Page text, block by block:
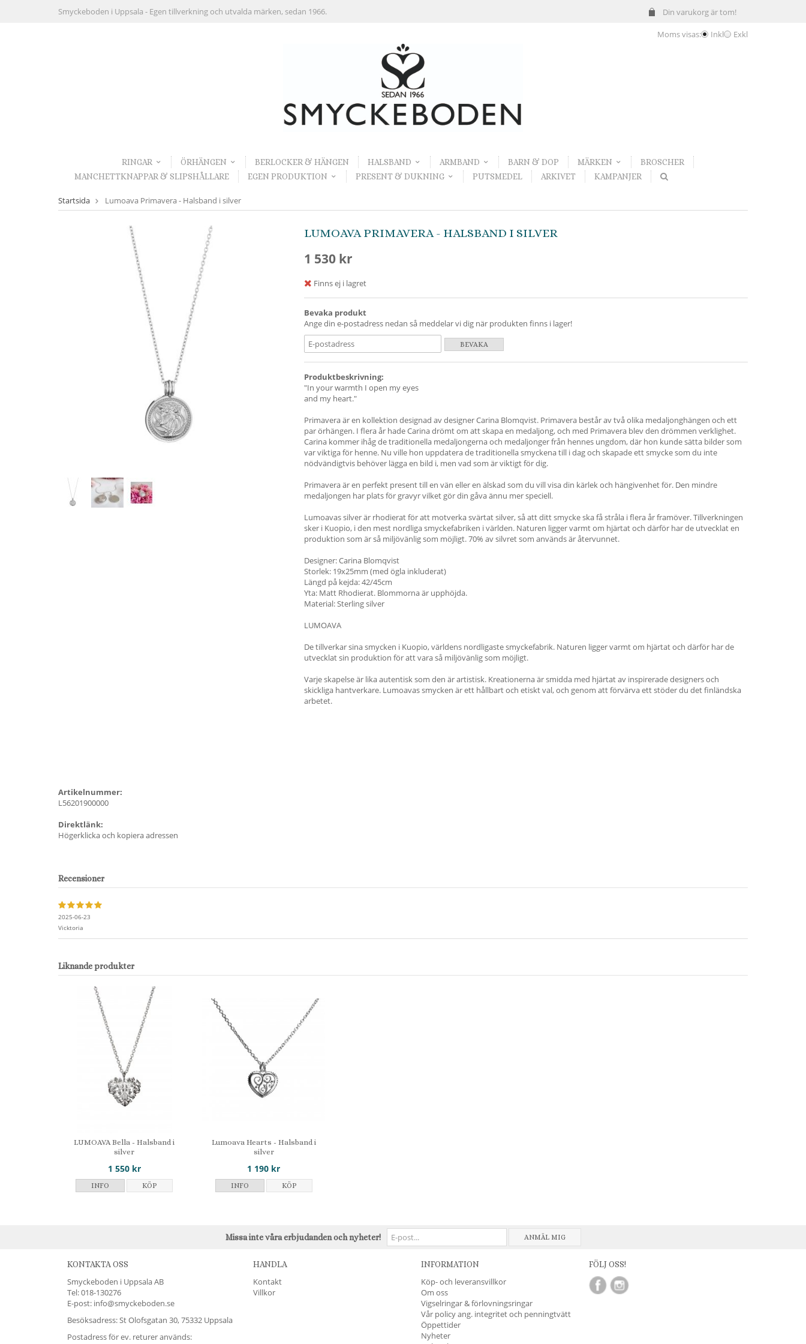
Din varukorg är tom!
Smyckeboden i Uppsala - Egen tillverkning och utvalda märken, sedan 1966.
Moms visas: Inkl Exkl
RINGAR ÖRHÄNGEN BERLOCKER & HÄNGEN HALSBAND ARMBAND BARN & DOP MÄRKEN
BROSCHER
MANCHETTKNAPPAR & SLIPSHÅLLARE
EGEN PRODUKTION PRESENT & DUKNING PUTSMEDEL ARKIVET KAMPANJER
Startsida Lumoava Primavera - Halsband i silver
LUMOAVA PRIMAVERA - HALSBAND I SILVER
1 530 kr
Finns ej i lagret
Bevaka produkt
Ange din e-postadress nedan så meddelar vi dig när produkten finns i lager!
BEVAKA
Produktbeskrivning:
"In your warmth I open my eyes
and my heart."
Primavera är en kollektion designad av designer Carina Blomqvist. Primavera består av två olika medaljonghängen och ett
par örhängen. I flera år hade Carina drömt om att skapa en medaljong, och med Primavera blev den drömmen verklighet.
Carina kommer ihåg de traditionella medaljongerna och medaljonger från hennes ungdom, där hon kunde sätta bilder som
var viktiga för henne. Nu ville hon uppdatera de traditionella smyckena till i dag och skapade ett smycke som du inte
nödvändigtvis behöver lägga en bild i, men vad som är viktigt för dig.
Primavera är en perfekt present till en vän eller en älskad som du vill visa din kärlek och hängivenhet för. Den mindre
medaljongen har plats för gravyr vilket gör din gåva ännu mer speciell.
Lumoavas silver är rhodierat för att motverka svärtat silver, så att ditt smycke ska få stråla i flera år framöver. Tillverkningen
sker i Kuopio, i den mest nordliga smyckefabriken i världen. Naturen ligger varmt om hjärtat och därför har de utvecklat en
produktion som är så miljövänlig som möjligt. 70% av silvret som används är återvunnet.
Designer: Carina Blomqvist
Storlek: 19x25mm (med ögla inkluderat)
Längd på kejda: 42/45cm
Yta: Matt Rhodierat. Blommorna är upphöjda.
Material: Sterling silver
LUMOAVA
De tillverkar sina smycken i Kuopio, världens nordligaste smyckefabrik. Naturen ligger varmt om hjärtat och därför har de
utvecklat sin produktion för att vara så miljövänlig som möjligt.
Varje skapelse är lika autentisk som den är artistisk. Kreationerna är smidda med hjärtat av inspirerade designers och
skickliga hantverkare. Lumoavas smycken är ett hållbart och etiskt val, och genom att förvärva ett stöder du det finländska
arbetet.
Artikelnummer:
L56201900000
Direktlänk:
Högerklicka och kopiera adressen
Recensioner
2025-06-23
Vicktoria
Liknande produkter
LUMOAVA Bella - Halsband i
silver
1 550 kr
INFO KÖP
Lumoava Hearts - Halsband i
silver
1 190 kr
INFO KÖP
Missa inte våra erbjudanden och nyheter! ANMÄL MIG
KONTAKTA OSS
Smyckeboden i Uppsala AB
Tel:018-130276
E-post: info@smyckeboden.se
Besöksadress: St Olofsgatan 30, 75332 Uppsala
Postadress för ev. returer används:
HANDLA
Kontakt
Villkor
INFORMATION
Köp- och leveransvillkor
Om oss
Vigselringar & förlovningsringar
Vår policy ang. integritet och penningtvätt
Öppettider
Nyheter
FÖLJ OSS!